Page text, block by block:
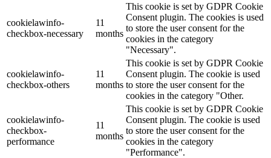
cookielawinfo-
checkbox-necessary
11
months
This cookie is set by GDPR Cookie
Consent plugin. The cookies is used
to store the user consent for the
cookies in the category
"Necessary".
cookielawinfo-
checkbox-others
11
months
This cookie is set by GDPR Cookie
Consent plugin. The cookie is used
to store the user consent for the
cookies in the category "Other.
cookielawinfo-
checkbox-
performance
11
months
This cookie is set by GDPR Cookie
Consent plugin. The cookie is used
to store the user consent for the
cookies in the category
"Performance".